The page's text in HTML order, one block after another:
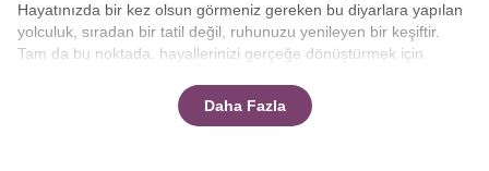
Hayatınızda bir kez olsun görmeniz gereken bu diyarlara yapılan
yolculuk, sıradan bir tatil değil, ruhunuzu yenileyen bir keşiftir.
Tam da bu noktada, hayallerinizi gerçeğe dönüştürmek için
katılımcılarına sunduğu ekstra turlar dahil konsepti ve konforlu
seyahat anlayışıyla firmamız, sizi bu masalsı coğrafyayı
Daha Fazla